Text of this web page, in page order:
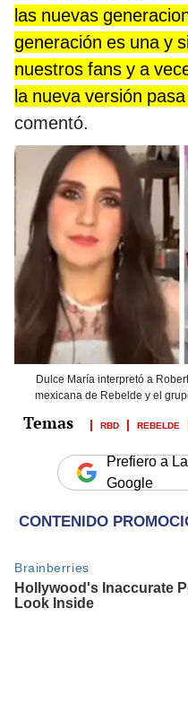
las nuevas
generación es una y
nuestros fans y a
la nueva versión
comentó.
Dulce María interpretó a
mexicana de Rebelde y el
RBD REBELDE
Prefiero a
Google